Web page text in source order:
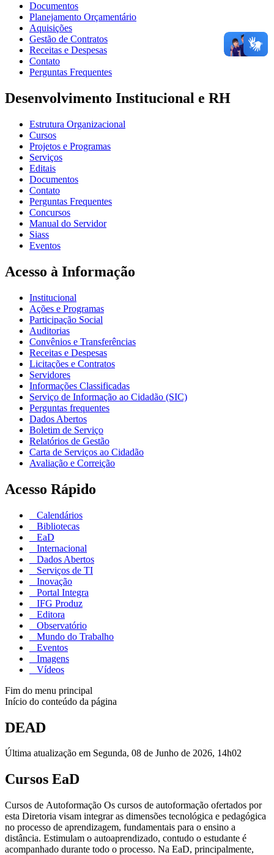
Documentos
Planejamento Orçamentário
Aquisições
Gestão de Contratos
Receitas e Despesas
Contato
Perguntas Frequentes
Desenvolvimento Institucional e RH
Estrutura Organizacional
Cursos
Projetos e Programas
Serviços
Editais
Documentos
Contato
Perguntas Frequentes
Concursos
Manual do Servidor
Siass
Eventos
Acesso à Informação
Institucional
Ações e Programas
Participação Social
Auditorias
Convênios e Transferências
Receitas e Despesas
Licitações e Contratos
Servidores
Informações Classificadas
Serviço de Informação ao Cidadão (SIC)
Perguntas frequentes
Dados Abertos
Boletim de Serviço
Relatórios de Gestão
Carta de Serviços ao Cidadão
Avaliação e Correição
Acesso Rápido
Calendários
Bibliotecas
EaD
Internacional
Dados Abertos
Serviços de TI
Inovação
Portal Integra
IFG Produz
Editora
Observatório
Mundo do Trabalho
Eventos
Imagens
Vídeos
Fim do menu principal
Início do conteúdo da página
DEAD
Última atualização em Segunda, 08 de Junho de 2026, 14h02
Cursos EaD
Cursos de Autoformação Os cursos de autoformação ofertados por
esta Diretoria visam integrar as dimensões tecnológica e pedagógica
no processo de aprendizagem, fundamentais para o ensino a
distância. Estimulam o autoaprendizado, contudo o estudante é
acompanhado durante todo o processo. Na EaD, principalmente,